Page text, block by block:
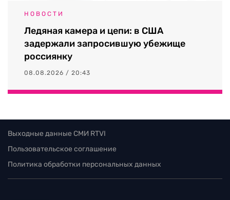
НОВОСТИ
Ледяная камера и цепи: в США
задержали запросившую убежище
россиянку
08.08.2026 / 20:43
Выходные данные СМИ RTVI
Пользовательское соглашение
Политика обработки персональных данных